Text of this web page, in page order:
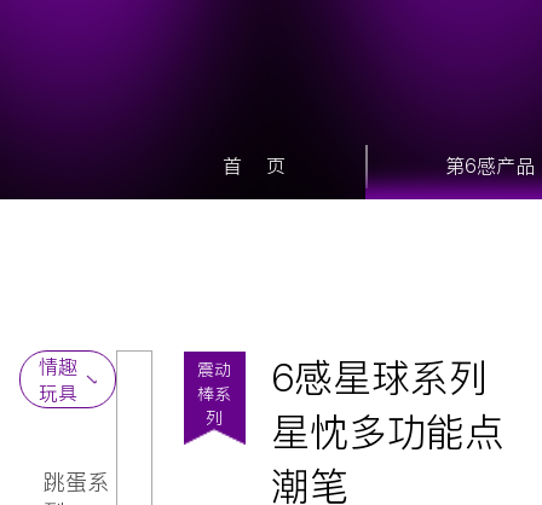
首 页 第6感产品
情趣
玩具
延时喷
跳蛋系
震动
棒系
列
6感星球系列
星忱多功能点
潮笔